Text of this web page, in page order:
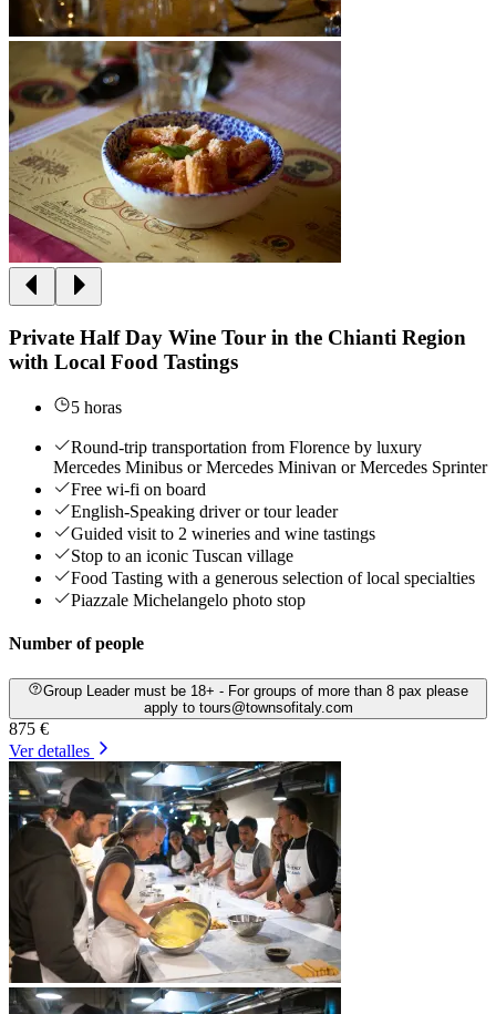
Private Half Day Wine Tour in the Chianti Region
with Local Food Tastings
5 horas
Round-trip transportation from Florence by luxury
Mercedes Minibus or Mercedes Minivan or Mercedes Sprinter
Free wi-fi on board
English-Speaking driver or tour leader
Guided visit to 2 wineries and wine tastings
Stop to an iconic Tuscan village
Food Tasting with a generous selection of local specialties
Piazzale Michelangelo photo stop
Number of people
Group Leader must be 18+ - For groups of more than 8 pax please
apply to tours@townsofitaly.com
875 €
Ver detalles